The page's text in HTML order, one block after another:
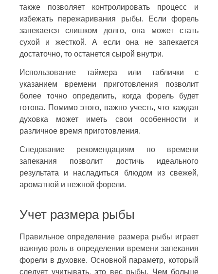
также позволяет контролировать процесс и
избежать пережаривания рыбы. Если форель
запекается слишком долго, она может стать
сухой и жесткой. А если она не запекается
достаточно, то останется сырой внутри.
Использование таймера или таблички с
указанием времени приготовления позволит
более точно определить, когда форель будет
готова. Помимо этого, важно учесть, что каждая
духовка может иметь свои особенности и
различное время приготовления.
Следование рекомендациям по времени
запекания позволит достичь идеального
результата и насладиться блюдом из свежей,
ароматной и нежной форели.
Учет размера рыбы
Правильное определение размера рыбы играет
важную роль в определении времени запекания
форели в духовке. Основной параметр, который
следует учитывать, это вес рыбы. Чем больше